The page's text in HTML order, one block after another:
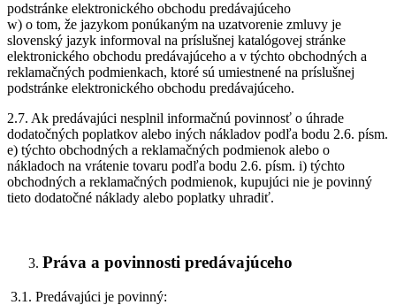
podstránke elektronického obchodu predávajúceho
w) o tom, že jazykom ponúkaným na uzatvorenie zmluvy je
slovenský jazyk informoval na príslušnej katalógovej stránke
elektronického obchodu predávajúceho a v týchto obchodných a
reklamačných podmienkach, ktoré sú umiestnené na príslušnej
podstránke elektronického obchodu predávajúceho.
2.7. Ak predávajúci nesplnil informačnú povinnosť o úhrade
dodatočných poplatkov alebo iných nákladov podľa bodu 2.6. písm.
e) týchto obchodných a reklamačných podmienok alebo o
nákladoch na vrátenie tovaru podľa bodu 2.6. písm. i) týchto
obchodných a reklamačných podmienok, kupujúci nie je povinný
tieto dodatočné náklady alebo poplatky uhradiť.
Práva a povinnosti predávajúceho
3.1. Predávajúci je povinný: